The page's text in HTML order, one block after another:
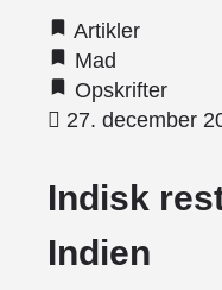
Artikler
Mad
Opskrifter
27. december
Indisk
Indien